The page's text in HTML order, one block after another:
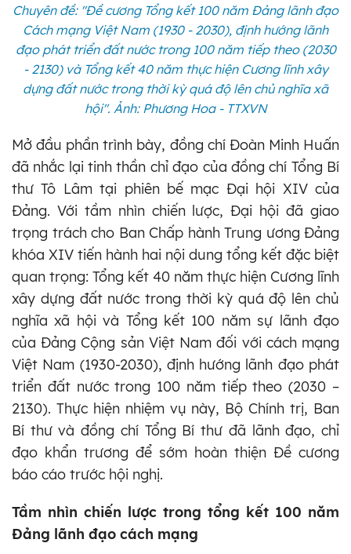
Chuyên đề: "Đề cương Tổng kết 100 năm Đảng lãnh đạo
Cách mạng Việt Nam (1930 - 2030), định hướng lãnh
đạo phát triển đất nước trong 100 năm tiếp theo (2030
- 2130) và Tổng kết 40 năm thực hiện Cương lĩnh xây
dựng đất nước trong thời kỳ quá độ lên chủ nghĩa xã
hội". Ảnh: Phương Hoa - TTXVN
Mở đầu phần trình bày, đồng chí Đoàn Minh Huấn
đã nhắc lại tinh thần chỉ đạo của đồng chí Tổng Bí
thư Tô Lâm tại phiên bế mạc Đại hội XIV của
Đảng. Với tầm nhìn chiến lược, Đại hội đã giao
trọng trách cho Ban Chấp hành Trung ương Đảng
khóa XIV tiến hành hai nội dung tổng kết đặc biệt
quan trọng: Tổng kết 40 năm thực hiện Cương lĩnh
xây dựng đất nước trong thời kỳ quá độ lên chủ
nghĩa xã hội và Tổng kết 100 năm sự lãnh đạo
của Đảng Cộng sản Việt Nam đối với cách mạng
Việt Nam (1930-2030), định hướng lãnh đạo phát
triển đất nước trong 100 năm tiếp theo (2030 –
2130). Thực hiện nhiệm vụ này, Bộ Chính trị, Ban
Bí thư và đồng chí Tổng Bí thư đã lãnh đạo, chỉ
đạo khẩn trương để sớm hoàn thiện Đề cương
báo cáo trước hội nghị.
Tầm nhìn chiến lược trong tổng kết 100 năm
Đảng lãnh đạo cách mạng